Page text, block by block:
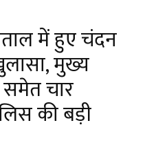
में हुए चंदन
मुख्य
समेत चार
की बड़ी